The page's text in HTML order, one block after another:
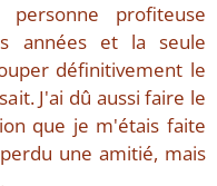
profiteuse
années et la seule
définitivement le
J'ai dû aussi faire le
que je m'étais faite
une amitié, mais